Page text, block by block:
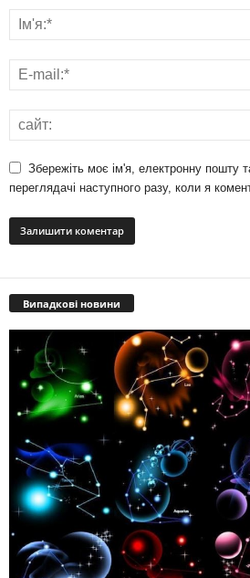
Збережіть моє ім'я, електронну пошту
переглядачі наступного разу, коли я
Випадкові новини